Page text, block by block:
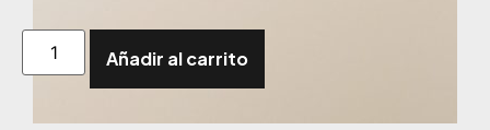
Añadir al carrito